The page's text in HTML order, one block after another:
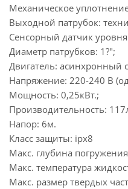
Механическое
Выходной патрубок:
Сенсорный датчик
Диаметр патрубков: 1?";
Двигатель: асинхронный
Напряжение: 220-240 В
Мощность: 0,25кВт.;
Производительность:
Напор: 6м.
Класс защиты: ipx8
Макс. глубина
Макс. температура
Макс. размер твердых